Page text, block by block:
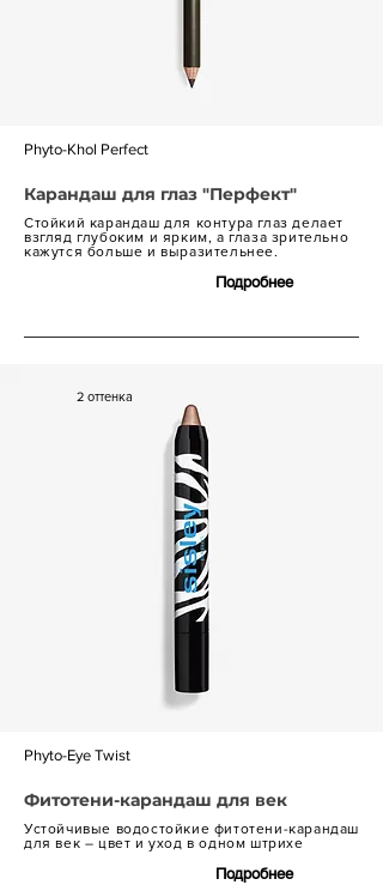
Phyto-Khol Perfect
Карандаш для глаз "Перфект"
Стойкий карандаш для контура глаз делает
взгляд глубоким и ярким, а глаза зрительно
кажутся больше и выразительнее.
Подробнее
2 оттенка
Phyto-Eye Twist
Фитотени-карандаш для век
Устойчивые водостойкие фитотени-карандаш
для век – цвет и уход в одном штрихе
Подробнее